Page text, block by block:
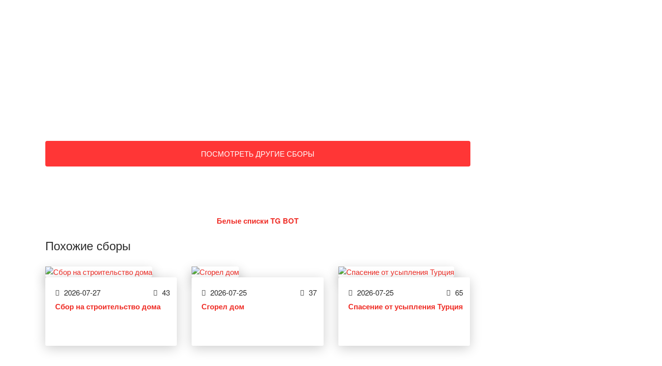
ПОСМОТРЕТЬ ДРУГИЕ СБОРЫ
Белые списки TG BOT
Похожие сборы
2026-07-27 43
Сбор на строительство дома
2026-07-25 37
Сгорел дом
2026-07-25 65
Спасение от усыпления Турция